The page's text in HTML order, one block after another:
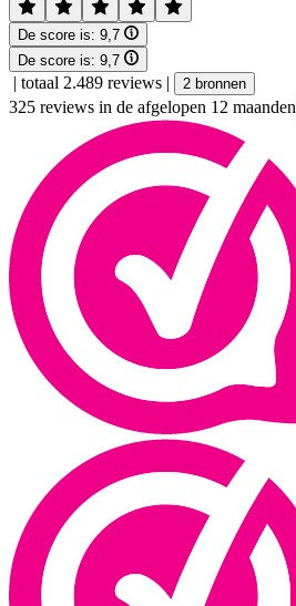
De score is: 9,7
De score is: 9,7
| totaal 2.489 reviews | 2 bronnen
325 reviews in de afgelopen 12 maanden